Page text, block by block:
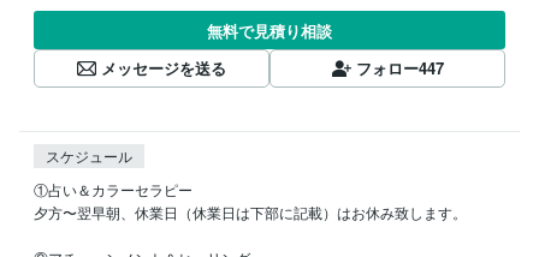
無料で見積り相談
メッセージを送る
フォロー447
スケジュール
①占い＆カラーセラピー
夕方〜翌早朝、休業日（休業日は下部に記載）はお休み致します。